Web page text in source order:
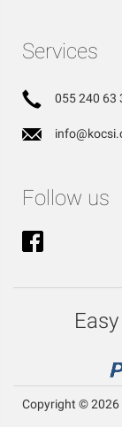
Services
055 240 63
Follow us
Copyright © 2026